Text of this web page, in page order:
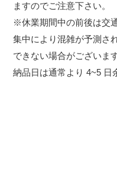
ますのでご注意下さい。
※休業期間中の前後は交
集中により混雑が予測さ
できない場合がございます
納品日は通常より 4~5 日